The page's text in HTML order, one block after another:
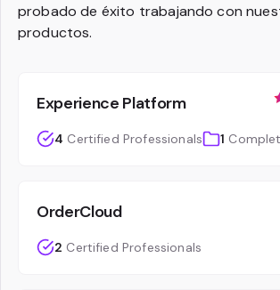
probado de éxito trabajando con
productos.
Experience Platform
4 Certified Professionals 1
OrderCloud
2 Certified Professionals